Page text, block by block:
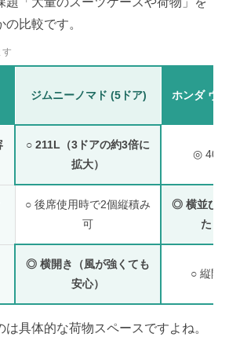
比較です。
ジムニーノマド (5ドア) ホンダ ヴ
○ 211L（3ドアの約3倍に
拡大）
◎
○ 後席使用時で2個縦積み
可
◎ 横並び
たり
◎ 横開き（風が強くても
安心）
○ 縦開
具体的な荷物スペースですよね。